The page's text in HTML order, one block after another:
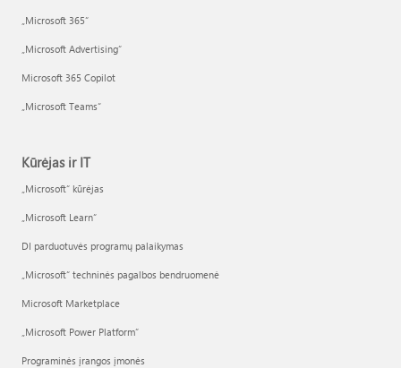
„Microsoft 365“
„Microsoft Advertising“
Microsoft 365 Copilot
„Microsoft Teams“
Kūrėjas ir IT
„Microsoft“ kūrėjas
„Microsoft Learn“
DI parduotuvės programų palaikymas
„Microsoft“ techninės pagalbos bendruomenė
Microsoft Marketplace
„Microsoft Power Platform“
Programinės įrangos įmonės